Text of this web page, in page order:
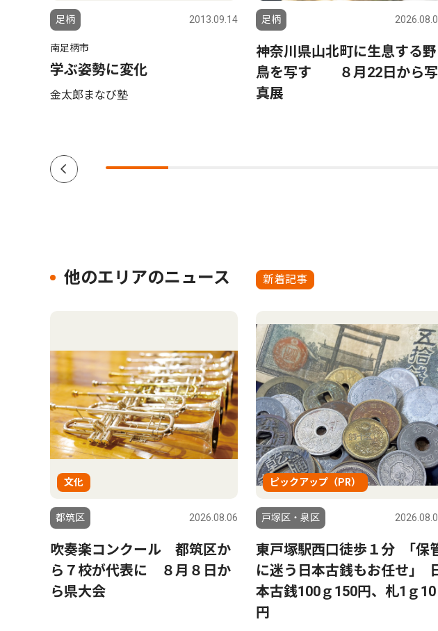
足柄 2013.09.14
南足柄市
学ぶ姿勢に変化
金太郎まなび塾
足柄
神奈川県山北町に生息する野
鳥を写す ８月22日から写
真展
他のエリアのニュース 新着記事
文化
都筑区 2026.08.06
吹奏楽コンクール 都筑区か
ら７校が代表に ８月８日か
ら県大会
ピックアップ（PR）
戸塚区・泉区
東戸塚駅西口徒歩１分 ｢保
に迷う日本古銭もお任せ｣
本古銭100ｇ150円、札1ｇ10
円